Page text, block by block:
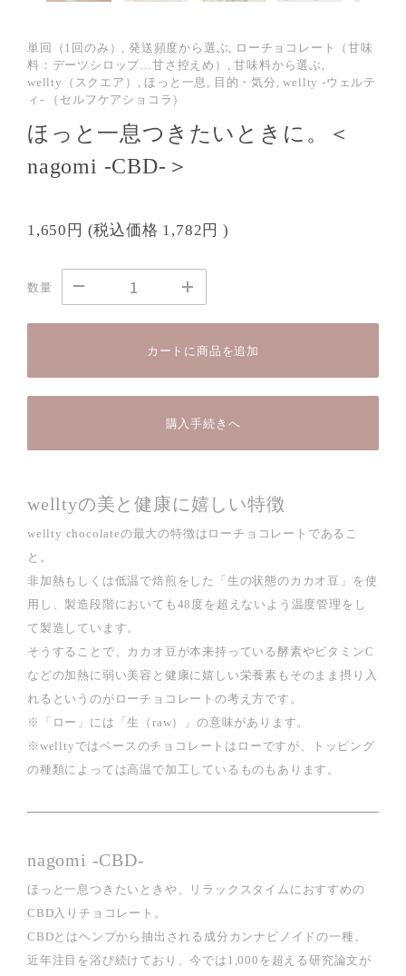
単回（1回のみ）, 発送頻度から選ぶ, ローチョコレート（甘味
料：デーツシロップ…甘さ控えめ）, 甘味料から選ぶ,
wellty（スクエア）, ほっと一息, 目的・気分, wellty -ウェルテ
ィ- （セルフケアショコラ）
ほっと一息つきたいときに。＜
nagomi -CBD-＞
1,650円 (税込価格 1,782円 )
数量
カートに商品を追加
購入手続きへ
welltyの美と健康に嬉しい特徴
wellty chocolateの最大の特徴はローチョコレートであるこ
と。
非加熱もしくは低温で焙煎をした「生の状態のカカオ豆」を使
用し、製造段階においても48度を超えないよう温度管理をし
て製造しています。
そうすることで、カカオ豆が本来持っている酵素やビタミンC
などの加熱に弱い美容と健康に嬉しい栄養素もそのまま摂り入
れるというのがローチョコレートの考え方です。
※「ロー」には「生（raw）」の意味があります。
※welltyではベースのチョコレートはローですが、トッピング
の種類によっては高温で加工しているものもあります。
nagomi -CBD-
ほっと一息つきたいときや、リラックスタイムにおすすめの
CBD入りチョコレート。
CBDとはヘンプから抽出される成分カンナビノイドの一種。
近年注目を浴び続けており、今では1,000を超える研究論文が